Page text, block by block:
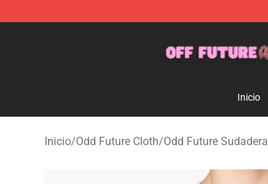
Inicio
Inicio/Odd Future Cloth/Odd Future Sudadera